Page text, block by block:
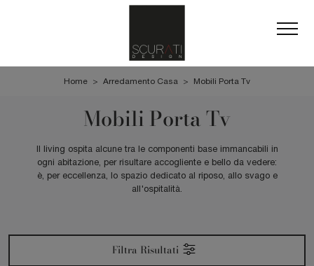
Home > Arredamento Casa > Mobili Porta Tv
Mobili Porta Tv
Il living ospita alcune tra le componenti base immancabili in
ogni abitazione, per risultare accogliente e bello da vedere:
è, per eccellenza, lo spazio dedicato al riposo, allo svago e
all'ospitalità.
Filtra Risultati